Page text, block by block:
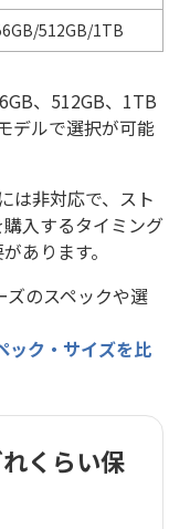
512GB/1TB
、512GB、1TB
デルで選択が可能
は非対応で、スト
入するタイミング
あります。
のスペックや選
ック・サイズを比
くらい保